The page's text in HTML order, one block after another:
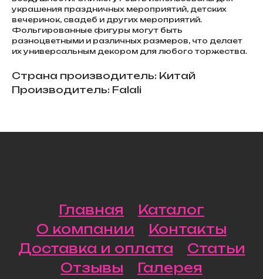
украшения праздничных мероприятий, детских
вечеринок, свадеб и других мероприятий.
Фольгированные фигуры могут быть
разноцветными и различных размеров, что делает
их универсальным декором для любого торжества.
Страна производитель: Китай
Производитель: Falali
Главная
Каталог
О компании
Контакты
Доставка и оплата
Статьи
Отзывы
Галерея